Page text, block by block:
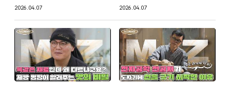
일자리 수요를 정밀하게 분석해서 필요한 직무역량을 키울 수
예를 들면 해양수도 부산에는 마린 커리어 프로그램이라는
해양산업 관련 직업 훈련 과정이 생겨나구요.
모빌리티산업을 이끌어갈 전주에서는 기업과 관련 기관의
네트워크를 통해 청년들의 훈련과 성장을 지원할 예정입니다.
청년들이 많이 모이는 서울에는 장기 미취업 청년을 위한
작성일
2026.04.07 작성일
2026.04.07